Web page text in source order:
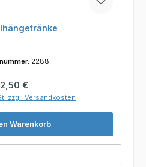
2288
Preis:
€
zzgl. Versandkosten
Warenkorb